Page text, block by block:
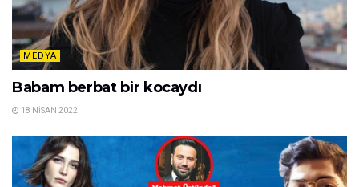
MEDYA
Babam berbat bir kocaydı
18 NISAN 2022